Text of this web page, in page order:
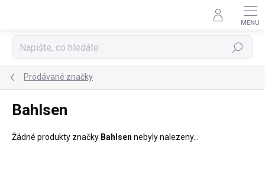
Hledat
Prodávané značky
Bahlsen
Žádné produkty značky Bahlsen nebyly nalezeny...